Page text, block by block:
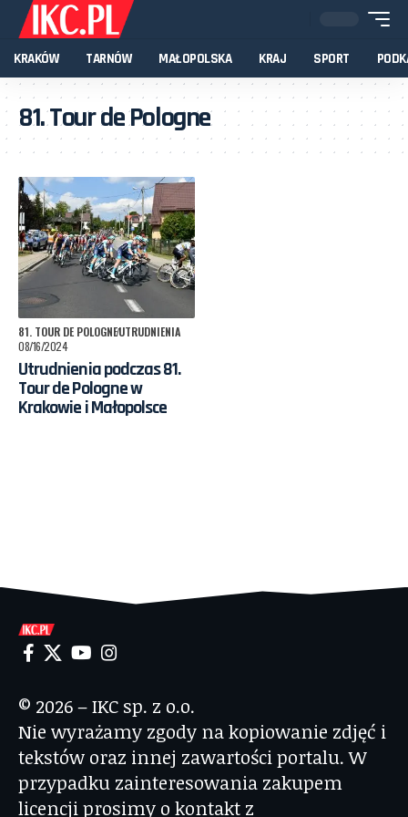
KRAKÓW TARNÓW MAŁOPOLSKA KRAJ SPORT
81. Tour de Pologne
81. TOUR DE POLOGNEUTRUDNIENIA
08/16/2024
Utrudnienia podczas 81.
Tour de Pologne w
Krakowie i Małopolsce
© 2026 – IKC sp. z o.o.
Nie wyrażamy zgody na kopiowanie zdjęć i
tekstów oraz innej zawartości portalu. W
przypadku zainteresowania zakupem
licencji prosimy o kontakt z